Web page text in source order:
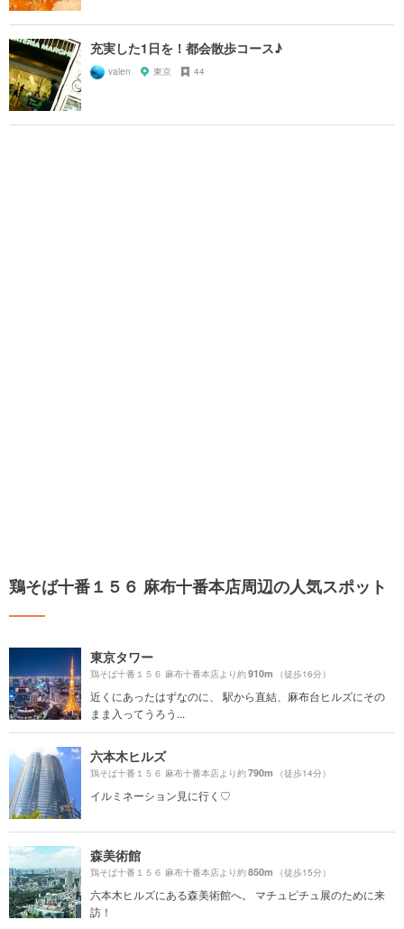
充実した1日を！都会散歩コース♪
valen 東京 44
鶏そば十番１５６ 麻布十番本店周辺の人気スポット
東京タワー
鶏そば十番１５６ 麻布十番本店より約910m （徒歩16分）
近くにあったはずなのに、 駅から直結、麻布台ヒルズにその
まま入ってうろう...
六本木ヒルズ
鶏そば十番１５６ 麻布十番本店より約790m （徒歩14分）
イルミネーション見に行く♡
森美術館
鶏そば十番１５６ 麻布十番本店より約850m （徒歩15分）
六本木ヒルズにある森美術館へ。 マチュピチュ展のために来
訪！